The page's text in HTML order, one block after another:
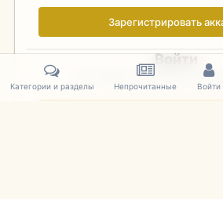
Зарегистрировать
Войти
Уже зарегистрированы?
Категории и разделы Непрочитанные Войти